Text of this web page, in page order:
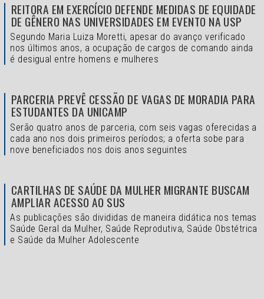
REITORA EM EXERCÍCIO DEFENDE MEDIDAS DE EQUIDADE
DE GÊNERO NAS UNIVERSIDADES EM EVENTO NA USP
Segundo Maria Luiza Moretti, apesar do avanço verificado
nos últimos anos, a ocupação de cargos de comando ainda
é desigual entre homens e mulheres
PARCERIA PREVÊ CESSÃO DE VAGAS DE MORADIA PARA
ESTUDANTES DA UNICAMP
Serão quatro anos de parceria, com seis vagas oferecidas a
cada ano nos dois primeiros períodos; a oferta sobe para
nove beneficiados nos dois anos seguintes
CARTILHAS DE SAÚDE DA MULHER MIGRANTE BUSCAM
AMPLIAR ACESSO AO SUS
As publicações são divididas de maneira didática nos temas
Saúde Geral da Mulher, Saúde Reprodutiva, Saúde Obstétrica
e Saúde da Mulher Adolescente